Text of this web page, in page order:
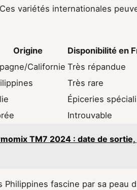
variétés internationales
Origine
Disponibilité en
Californie Très répandue
Très rare
Épiceries
Introuvable
TM7 2024 : date de
Philippines fascine par sa peau